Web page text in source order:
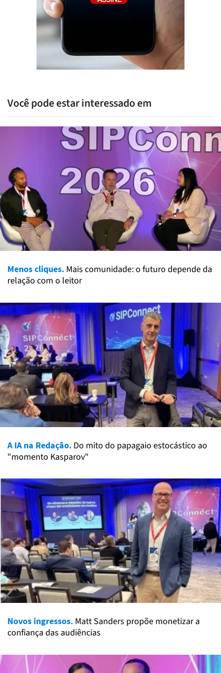
Você pode estar interessado em
Menos cliques. Mais comunidade: o futuro depende da
relação com o leitor
A IA na Redação. Do mito do papagaio estocástico ao
"momento Kasparov"
Novos ingressos. Matt Sanders propõe monetizar a
confiança das audiências